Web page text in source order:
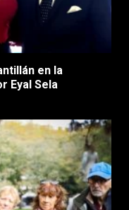
en la
Eyal Sela